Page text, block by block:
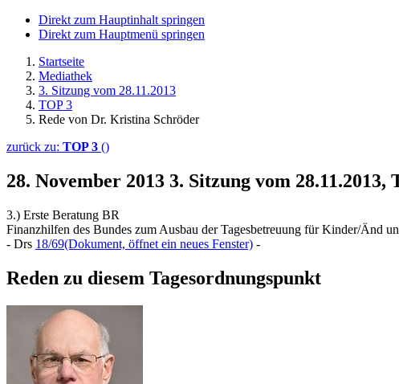
Direkt zum Hauptinhalt springen
Direkt zum Hauptmenü springen
Startseite
Mediathek
3. Sitzung vom 28.11.2013
TOP 3
Rede von Dr. Kristina Schröder
zurück zu: TOP 3 ()
28. November 2013 3. Sitzung vom
3.) Erste Beratung BR
Finanzhilfen des Bundes zum Ausbau der Tagesbetreuung für Kinder/Änd
- Drs 18/69(Dokument, öffnet ein neues Fenster) -
Reden zu diesem Tagesordnungspunkt